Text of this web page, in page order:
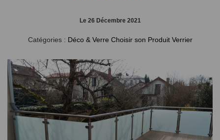
Le 26 Décembre 2021
Catégories : Déco & Verre Choisir son Produit Verrier